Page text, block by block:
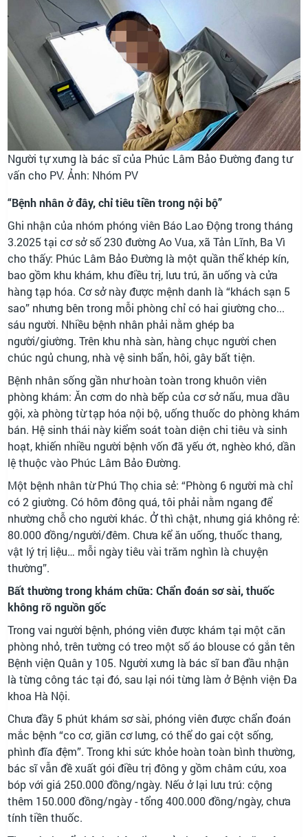
Người tự xưng là bác sĩ của Phúc Lâm Bảo Đường đang tư
vấn cho PV. Ảnh: Nhóm PV
“Bệnh nhân ở đây, chỉ tiêu tiền trong nội bộ”
Ghi nhận của nhóm phóng viên Báo Lao Động trong tháng
3.2025 tại cơ sở số 230 đường Ao Vua, xã Tản Lĩnh, Ba Vì
cho thấy: Phúc Lâm Bảo Đường là một quần thể khép kín,
bao gồm khu khám, khu điều trị, lưu trú, ăn uống và cửa
hàng tạp hóa. Cơ sở này được mệnh danh là “khách sạn 5
sao” nhưng bên trong mỗi phòng chỉ có hai giường cho...
sáu người. Nhiều bệnh nhân phải nằm ghép ba
người/giường. Trên khu nhà sàn, hàng chục người chen
chúc ngủ chung, nhà vệ sinh bẩn, hôi, gây bất tiện.
Bệnh nhân sống gần như hoàn toàn trong khuôn viên
phòng khám: Ăn cơm do nhà bếp của cơ sở nấu, mua dầu
gội, xà phòng từ tạp hóa nội bộ, uống thuốc do phòng khám
bán. Hệ sinh thái này kiểm soát toàn diện chi tiêu và sinh
hoạt, khiến nhiều người bệnh vốn đã yếu ớt, nghèo khó, dần
lệ thuộc vào Phúc Lâm Bảo Đường.
Một bệnh nhân từ Phú Thọ chia sẻ: “Phòng 6 người mà chỉ
có 2 giường. Có hôm đông quá, tôi phải nằm ngang để
nhường chỗ cho người khác. Ở thì chật, nhưng giá không rẻ:
80.000 đồng/người/đêm. Chưa kể ăn uống, thuốc thang,
vật lý trị liệu… mỗi ngày tiêu vài trăm nghìn là chuyện
thường”.
Bất thường trong khám chữa: Chẩn đoán sơ sài, thuốc
không rõ nguồn gốc
Trong vai người bệnh, phóng viên được khám tại một căn
phòng nhỏ, trên tường có treo một số áo blouse có gắn tên
Bệnh viện Quân y 105. Người xưng là bác sĩ ban đầu nhận
là từng công tác tại đó, sau lại nói từng làm ở Bệnh viện Đa
khoa Hà Nội.
Chưa đầy 5 phút khám sơ sài, phóng viên được chẩn đoán
mắc bệnh “co cơ, giãn cơ lưng, có thể do gai cột sống,
phình đĩa đệm”. Trong khi sức khỏe hoàn toàn bình thường,
bác sĩ vẫn đề xuất gói điều trị đông y gồm châm cứu, xoa
bóp với giá 250.000 đồng/ngày. Nếu ở lại lưu trú: cộng
thêm 150.000 đồng/ngày - tổng 400.000 đồng/ngày, chưa
tính tiền thuốc.